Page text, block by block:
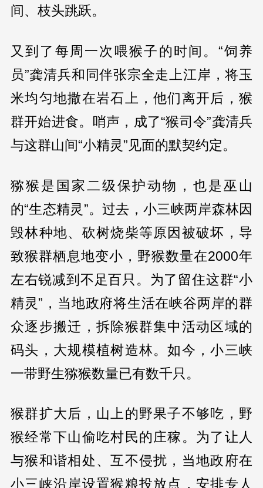
间、枝头跳跃。
又到了每周一次喂猴子的时间。“饲养
员”龚清兵和同伴张宗全走上江岸，将玉
米均匀地撒在岩石上，他们离开后，猴
群开始进食。哨声，成了“猴司令”龚清兵
与这群山间“小精灵”见面的默契约定。
猕猴是国家二级保护动物，也是巫山
的“生态精灵”。过去，小三峡两岸森林因
毁林种地、砍树烧柴等原因被破坏，导
致猴群栖息地变小，野猴数量在2000年
左右锐减到不足百只。为了留住这群“小
精灵”，当地政府将生活在峡谷两岸的群
众逐步搬迁，拆除猴群集中活动区域的
码头，大规模植树造林。如今，小三峡
一带野生猕猴数量已有数千只。
猴群扩大后，山上的野果子不够吃，野
猴经常下山偷吃村民的庄稼。为了让人
与猴和谐相处、互不侵扰，当地政府在
小三峡沿岸设置猴粮投放点，安排专人